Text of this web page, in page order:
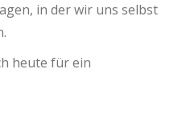
in der wir uns selbst
heute für ein